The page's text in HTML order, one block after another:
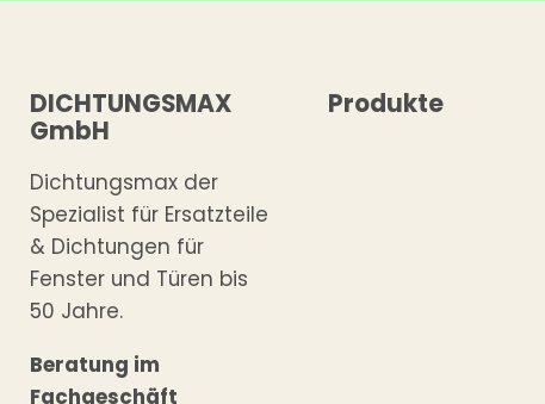
DICHTUNGSMAX
GmbH
Dichtungsmax der
Spezialist für Ersatzteile
& Dichtungen für
Fenster und Türen bis
50 Jahre.
Beratung im
Fachgeschäft
Produkte